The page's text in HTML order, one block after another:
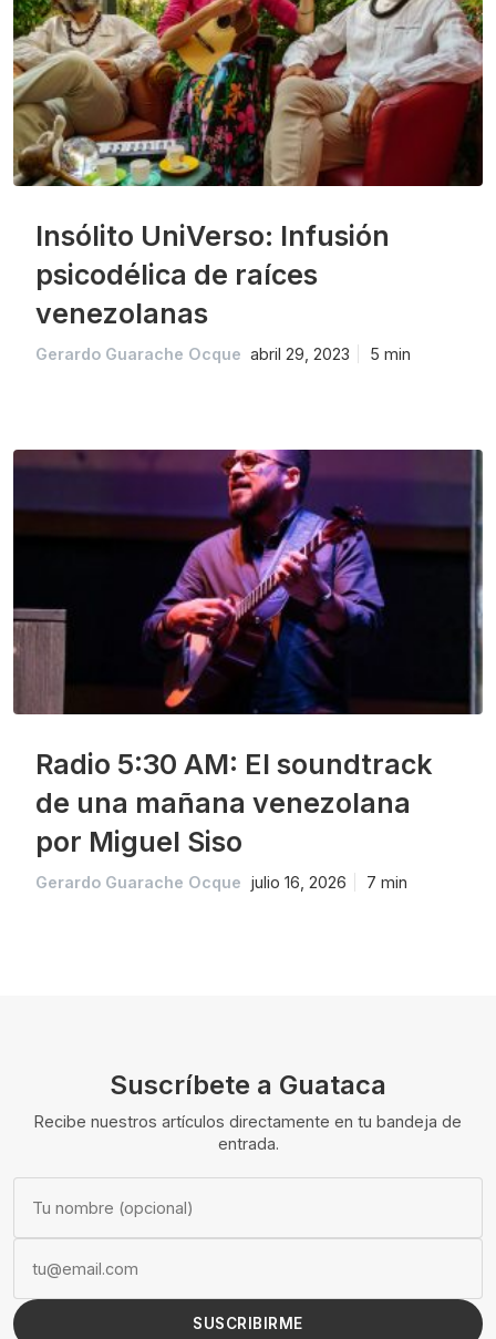
Insólito UniVerso: Infusión
psicodélica de raíces
venezolanas
Gerardo Guarache Ocque abril 29, 2023 5 min
Radio 5:30 AM: El soundtrack
de una mañana venezolana
por Miguel Siso
Gerardo Guarache Ocque julio 16, 2026 7 min
Suscríbete a Guataca
Recibe nuestros artículos directamente en tu bandeja de
entrada.
SUSCRIBIRME